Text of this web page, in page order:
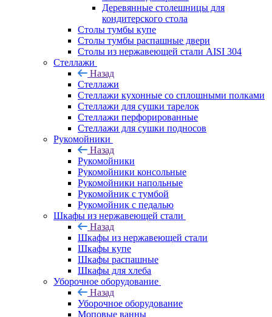
Деревянные столешницы для
кондитерского стола
Столы тумбы купе
Столы тумбы распашные двери
Столы из нержавеющей стали AISI 304
Стеллажи
Назад
Стеллажи
Стеллажи кухонные со сплошными полками
Стеллажи для сушки тарелок
Стеллажи перфорированные
Стеллажи для сушки подносов
Рукомойники
Назад
Рукомойники
Рукомойники консольные
Рукомойники напольные
Рукомойник с тумбой
Рукомойник с педалью
Шкафы из нержавеющей стали
Назад
Шкафы из нержавеющей стали
Шкафы купе
Шкафы распашные
Шкафы для хлеба
Уборочное оборудование
Назад
Уборочное оборудование
Моповые ванны